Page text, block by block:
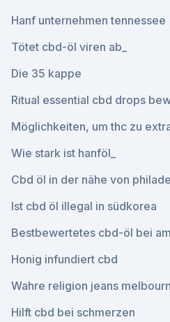
Hanf unternehmen tennessee
Tötet cbd-öl viren ab_
Die 35 kappe
Ritual essential cbd drops
Möglichkeiten, um thc zu
Wie stark ist hanföl_
Cbd öl in der nähe von
Ist cbd öl illegal in südkorea
Bestbewertetes cbd-öl bei
Honig infundiert cbd
Wahre religion jeans
Hilft cbd bei schmerzen